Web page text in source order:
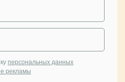
персональных данных
рекламы